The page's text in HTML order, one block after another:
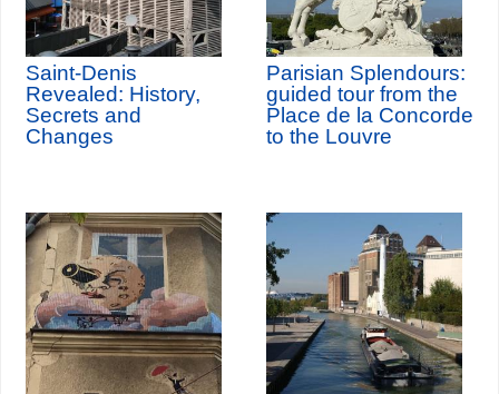
Saint-Denis
Revealed: History,
Secrets and
Changes
Parisian Splendours:
guided tour from the
Place de la Concorde
to the Louvre